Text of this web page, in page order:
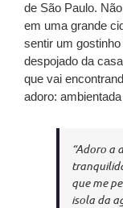
de São Paulo.
em uma grande
sentir um
despojado da
que vai
adoro:
“Adoro a
que me
isola da